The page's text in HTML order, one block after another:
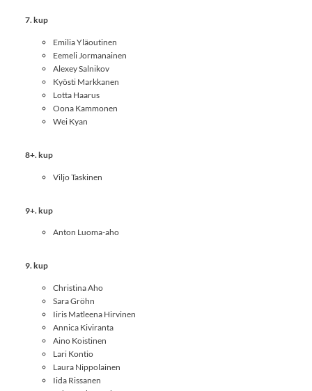
7. kup
Emilia Yläoutinen
Eemeli Jormanainen
Alexey Salnikov
Kyösti Markkanen
Lotta Haarus
Oona Kammonen
Wei Kyan
8+. kup
Viljo Taskinen
9+. kup
Anton Luoma-aho
9. kup
Christina Aho
Sara Gröhn
Iiris Matleena Hirvinen
Annica Kiviranta
Aino Koistinen
Lari Kontio
Laura Nippolainen
Iida Rissanen